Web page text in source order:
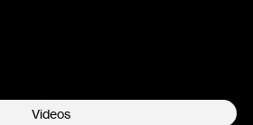
Videos